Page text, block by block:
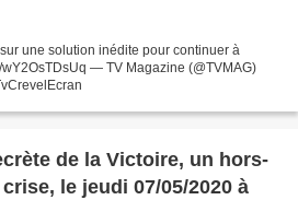
une solution inédite pour continuer à
— TV Magazine (@TVMAG)
de la Victoire, un hors-
le jeudi 07/05/2020 à